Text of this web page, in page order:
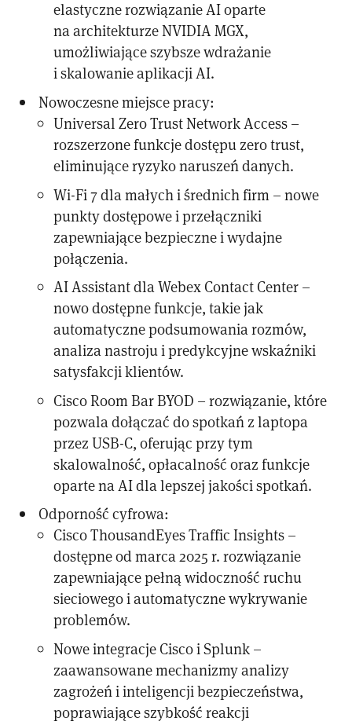
elastyczne rozwiązanie AI oparte
na architekturze NVIDIA MGX,
umożliwiające szybsze wdrażanie
i skalowanie aplikacji AI.
Nowoczesne miejsce pracy:
Universal Zero Trust Network Access –
rozszerzone funkcje dostępu zero trust,
eliminujące ryzyko naruszeń danych.
Wi-Fi 7 dla małych i średnich firm – nowe
punkty dostępowe i przełączniki
zapewniające bezpieczne i wydajne
połączenia.
AI Assistant dla Webex Contact Center –
nowo dostępne funkcje, takie jak
automatyczne podsumowania rozmów,
analiza nastroju i predykcyjne wskaźniki
satysfakcji klientów.
Cisco Room Bar BYOD – rozwiązanie, które
pozwala dołączać do spotkań z laptopa
przez USB-C, oferując przy tym
skalowalność, opłacalność oraz funkcje
oparte na AI dla lepszej jakości spotkań.
Odporność cyfrowa:
Cisco ThousandEyes Traffic Insights –
dostępne od marca 2025 r. rozwiązanie
zapewniające pełną widoczność ruchu
sieciowego i automatyczne wykrywanie
problemów.
Nowe integracje Cisco i Splunk –
zaawansowane mechanizmy analizy
zagrożeń i inteligencji bezpieczeństwa,
poprawiające szybkość reakcji